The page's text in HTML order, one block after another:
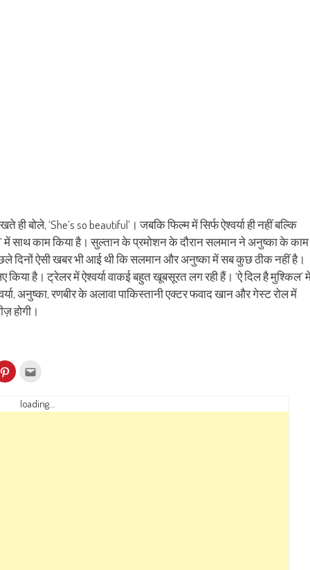
‘She’s so beautiful’। जबकि फिल्म में सिर्फ ऐश्वर्या ही नहीं बल्कि
में साथ काम किया है। सुल्तान के प्रमोशन के दौरान सलमान ने अनुष्का के काम
दिनों ऐसी खबर भी आई थी कि सलमान और अनुष्का में सब कुछ ठीक नहीं है।
किया है। ट्रेलर में ऐश्वर्या वाकई बहुत खूबसूरत लग रही हैं। ‘ऐ दिल है मुश्किल’
अनुष्का, रणबीर के अलावा पाकिस्तानी एक्टर फवाद खान और गेस्ट रोल में
होगी।
Click
to
Pinterest
(Opens
to
a
loading...